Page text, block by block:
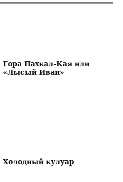
Гора Пахкал-Кая или
«Лысый Иван»
Холодный кулуар